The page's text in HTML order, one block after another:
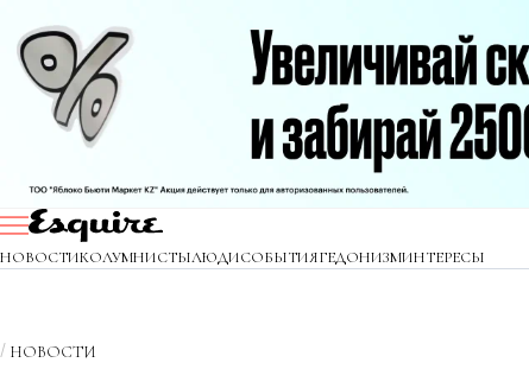
НОВОСТИКОЛУМНИСТЫЛЮДИСОБЫТИЯГЕДОНИЗМИНТЕРЕСЫ
НОВОСТИ